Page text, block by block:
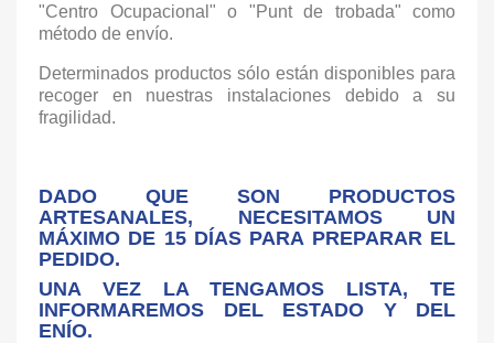
"Centro Ocupacional" o "Punt de trobada" como
método de envío.
Determinados productos sólo están disponibles para
recoger en nuestras instalaciones debido a su
fragilidad.
DADO QUE SON PRODUCTOS
ARTESANALES, NECESITAMOS UN
MÁXIMO DE 15 DÍAS PARA PREPARAR EL
PEDIDO.
UNA VEZ LA TENGAMOS LISTA, TE
INFORMAREMOS DEL ESTADO Y DEL
ENÍO.